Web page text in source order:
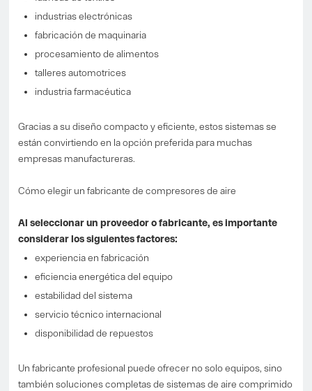
industrias electrónicas
fabricación de maquinaria
procesamiento de alimentos
talleres automotrices
industria farmacéutica
Gracias a su diseño compacto y eficiente, estos sistemas se
están convirtiendo en la opción preferida para muchas
empresas manufactureras.
Cómo elegir un fabricante de compresores de aire
Al seleccionar un proveedor o fabricante, es importante
considerar los siguientes factores:
experiencia en fabricación
eficiencia energética del equipo
estabilidad del sistema
servicio técnico internacional
disponibilidad de repuestos
Un fabricante profesional puede ofrecer no solo equipos, sino
también soluciones completas de sistemas de aire comprimido